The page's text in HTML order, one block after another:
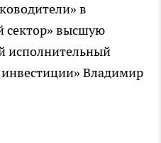
в
сектор» высшую
исполнительный
Владимир